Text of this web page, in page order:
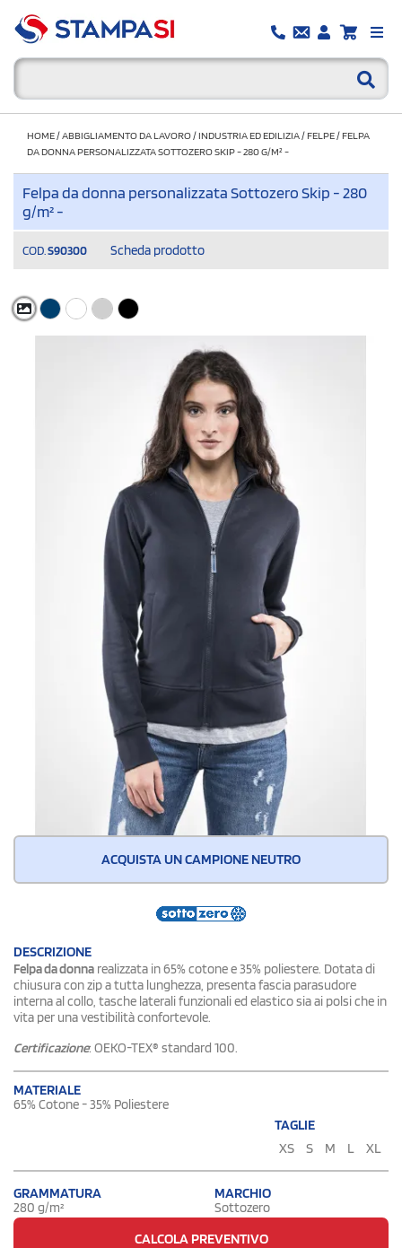
HOME/ABBIGLIAMENTO DA LAVORO/INDUSTRIA ED EDILIZIA/FELPE/FELPA
DA DONNA PERSONALIZZATA SOTTOZERO SKIP - 280 G/M² -
Felpa da donna personalizzata Sottozero Skip - 280
g/m² -
COD. S90300 Scheda prodotto
ACQUISTA UN CAMPIONE NEUTRO
DESCRIZIONE
Felpa da donna realizzata in 65% cotone e 35% poliestere. Dotata di
chiusura con zip a tutta lunghezza, presenta fascia parasudore
interna al collo, tasche laterali funzionali ed elastico sia ai polsi che in
vita per una vestibilità confortevole.
Certificazione: OEKO-TEX® standard 100.
MATERIALE
65% Cotone - 35% Poliestere
TAGLIE
XS
S M L XL
GRAMMATURA
280 g/m²
MARCHIO
Sottozero
CALCOLA PREVENTIVO